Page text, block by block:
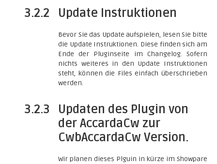
3.2.2 Update Instruktionen
Bevor Sie das Update aufspielen, lesen Sie bitte
die Update Instruktionen. Diese finden sich am
Ende der Pluginseite im Changelog. Sofern
nichts weiteres in den Update Instruktionen
steht, können die Files einfach überschrieben
werden.
3.2.3
Updaten des Plugin von
der AccardaCw zur
CwbAccardaCw Version.
Wir planen dieses Plguin in kürze im Showpare